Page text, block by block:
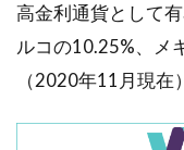
高金利通貨として
ルコの10.25%、メ
（2020年11月現在）